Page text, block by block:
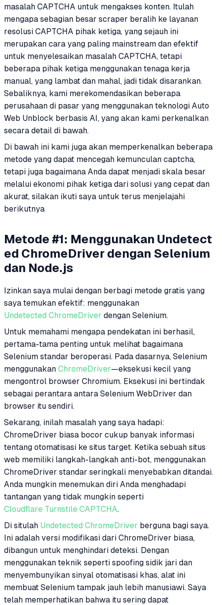
masalah CAPTCHA untuk mengakses konten. Itulah
mengapa sebagian besar scraper beralih ke layanan
resolusi CAPTCHA pihak ketiga, yang sejauh ini
merupakan cara yang paling mainstream dan efektif
untuk menyelesaikan masalah CAPTCHA, tetapi
beberapa pihak ketiga menggunakan tenaga kerja
manual, yang lambat dan mahal, jadi tidak disarankan.
Sebaliknya, kami merekomendasikan beberapa
perusahaan di pasar yang menggunakan teknologi Auto
Web Unblock berbasis AI, yang akan kami perkenalkan
secara detail di bawah.
Di bawah ini kami juga akan memperkenalkan beberapa
metode yang dapat mencegah kemunculan captcha,
tetapi juga bagaimana Anda dapat menjadi skala besar
melalui ekonomi pihak ketiga dari solusi yang cepat dan
akurat, silakan ikuti saya untuk terus menjelajahi
berikutnya
Metode #1: Menggunakan Undetect
ed ChromeDriver dengan Selenium
dan Node.js
Izinkan saya mulai dengan berbagi metode gratis yang
saya temukan efektif: menggunakan
Undetected ChromeDriver dengan Selenium.
Untuk memahami mengapa pendekatan ini berhasil,
pertama-tama penting untuk melihat bagaimana
Selenium standar beroperasi. Pada dasarnya, Selenium
menggunakan ChromeDriver—eksekusi kecil yang
mengontrol browser Chromium. Eksekusi ini bertindak
sebagai perantara antara Selenium WebDriver dan
browser itu sendiri.
Sekarang, inilah masalah yang saya hadapi:
ChromeDriver biasa bocor cukup banyak informasi
tentang otomatisasi ke situs target. Ketika sebuah situs
web memiliki langkah-langkah anti-bot, menggunakan
ChromeDriver standar seringkali menyebabkan ditandai.
Anda mungkin menemukan diri Anda menghadapi
tantangan yang tidak mungkin seperti
Cloudflare Turnstile CAPTCHA.
Di situlah Undetected ChromeDriver berguna bagi saya.
Ini adalah versi modifikasi dari ChromeDriver biasa,
dibangun untuk menghindari deteksi. Dengan
menggunakan teknik seperti spoofing sidik jari dan
menyembunyikan sinyal otomatisasi khas, alat ini
membuat Selenium tampak jauh lebih manusiawi. Saya
telah memperhatikan bahwa itu sering dapat